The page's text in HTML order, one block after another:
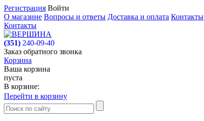
Регистрация Войти
О магазине Вопросы и ответы Доставка и оплата Контакты
Контакты
(351) 240-09-40
Заказ обратного звонка
Корзина
Ваша корзина
пуста
В корзине:
Перейти в корзину